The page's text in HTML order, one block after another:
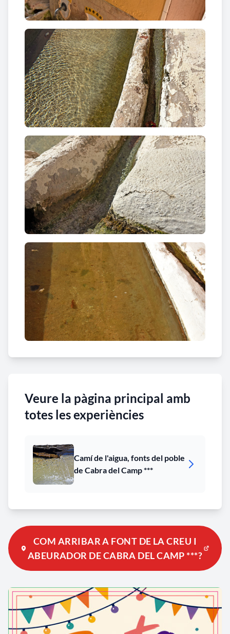
Veure la pàgina principal amb
totes les experiències
Camí de l'aigua, fonts del poble
de Cabra del Camp ***
COM ARRIBAR A FONT DE LA CREU I
ABEURADOR DE CABRA DEL CAMP ***?